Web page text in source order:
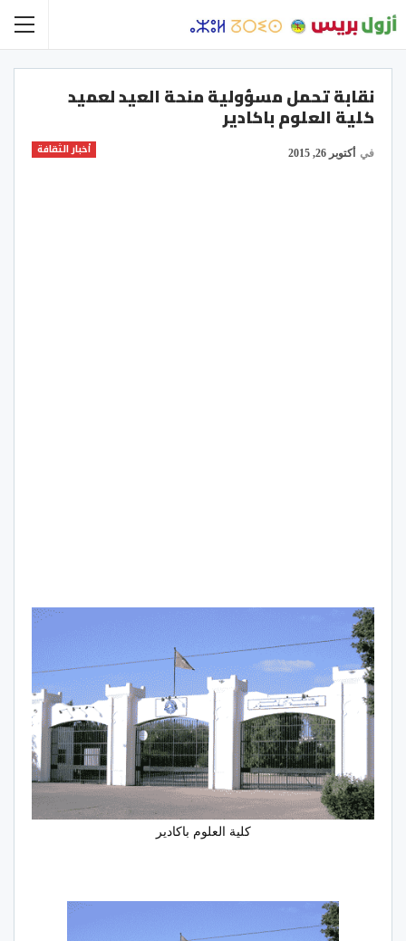
نقابة تحمل مسؤولية منحة العيد لعميد
كلية العلوم باكادير
أخبار الثقافة في أكتوبر 26, 2015
كلية العلوم باكادير